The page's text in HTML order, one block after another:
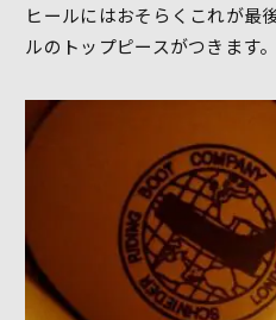
ヒールにはおそらくこれが最
ルのトップピースがつきます。